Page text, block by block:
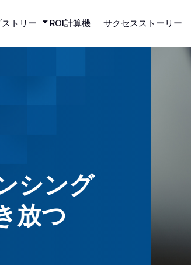
トリー ROI計算機 サクセスストーリー
シング
放つ